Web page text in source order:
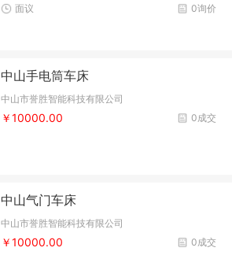
0询价
面议
中山手电筒车床
中山市誉胜智能科技有限公司
0成交
￥10000.00
中山气门车床
中山市誉胜智能科技有限公司
0成交
￥10000.00